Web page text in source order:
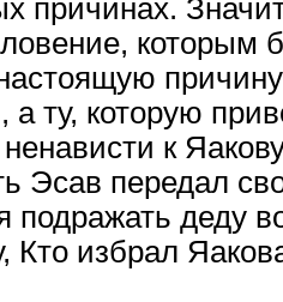
причинах.
которым
а ту, которую
к
Эсав передал
подражать деду
Кто избрал